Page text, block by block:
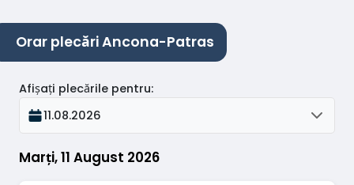
Orar plecări Ancona-Patras
Marți, 11 August 2026
Afișați plecările pentru:
11.08.2026